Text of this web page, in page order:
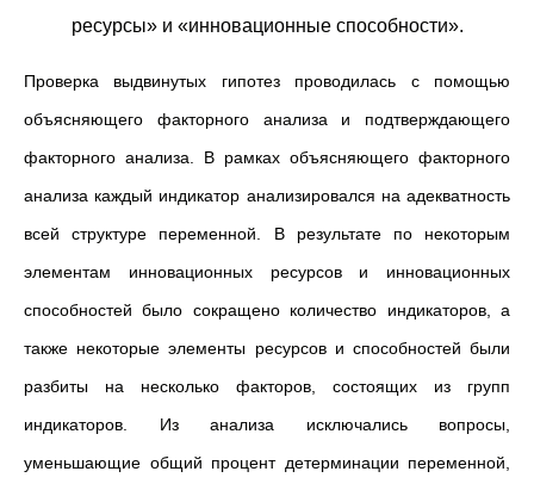
ресурсы» и «инновационные способности».
Проверка выдвинутых гипотез проводилась с помощью
объясняющего факторного анализа и подтверждающего
факторного анализа. В рамках объясняющего факторного
анализа каждый индикатор анализировался на адекватность
всей структуре переменной. В результате по некоторым
элементам инновационных ресурсов и инновационных
способностей было сокращено количество индикаторов, а
также некоторые элементы ресурсов и способностей были
разбиты на несколько факторов, состоящих из групп
индикаторов. Из анализа исключались вопросы,
уменьшающие общий процент детерминации переменной,